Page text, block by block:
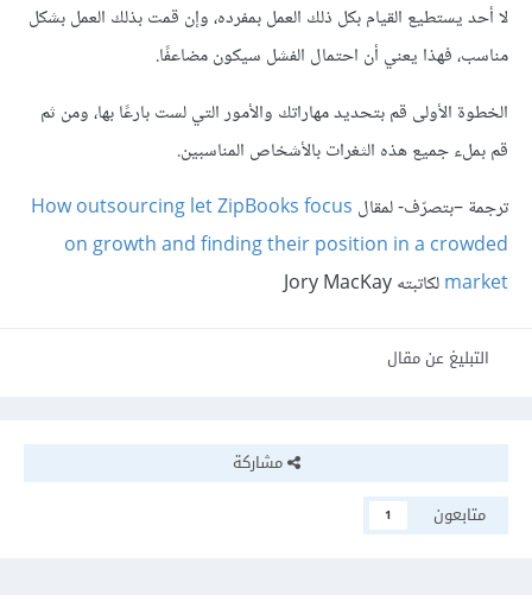
لا أحد يستطيع القيام بكل ذلك العمل بمفرده، وإن قمت بذلك العمل بشكل
مناسب، فهذا يعني أن احتمال الفشل سيكون مضاعفًا.
الخطوة الأولى قم بتحديد مهاراتك والأمور التي لست بارعًا بها، ومن ثم
قم بملء جميع هذه الثغرات بالأشخاص المناسبين.
ترجمة –بتصرّف- لمقال How outsourcing let ZipBooks focus
on growth and finding their position in a crowded
marketلكاتبته Jory MacKay
التبليغ عن مقال
مشاركة
متابعون
1